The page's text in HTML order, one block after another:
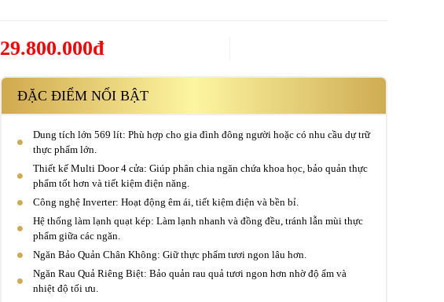
29.800.000đ
ĐẶC ĐIỂM NỔI BẬT
Dung tích lớn 569 lít: Phù hợp cho gia đình đông người hoặc có nhu cầu dự trữ
thực phẩm lớn.
Thiết kế Multi Door 4 cửa: Giúp phân chia ngăn chứa khoa học, bảo quản thực
phẩm tốt hơn và tiết kiệm điện năng.
Công nghệ Inverter: Hoạt động êm ái, tiết kiệm điện và bền bỉ.
Hệ thống làm lạnh quạt kép: Làm lạnh nhanh và đồng đều, tránh lẫn mùi thực
phẩm giữa các ngăn.
Ngăn Bảo Quản Chân Không: Giữ thực phẩm tươi ngon lâu hơn.
Ngăn Rau Quả Riêng Biệt: Bảo quản rau quả tươi ngon hơn nhờ độ ẩm và
nhiệt độ tối ưu.